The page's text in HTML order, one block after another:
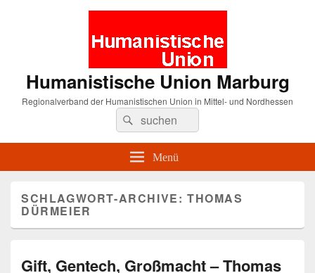
Humanistische Union Marburg
Regionalverband der Humanistischen Union in Mittel- und Nordhessen
Suche
nach:
Suchen
Menü
SCHLAGWORT-ARCHIVE:THOMAS
DÜRMEIER
Gift, Gentech, Großmacht – Thomas